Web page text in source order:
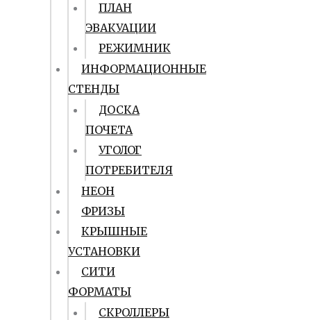
ПЛАН
ЭВАКУАЦИИ
РЕЖИМНИК
ИНФОРМАЦИОННЫЕ
СТЕНДЫ
ДОСКА
ПОЧЕТА
УГОЛОГ
ПОТРЕБИТЕЛЯ
НЕОН
ФРИЗЫ
КРЫШНЫЕ
УСТАНОВКИ
СИТИ
ФОРМАТЫ
СКРОЛЛЕРЫ